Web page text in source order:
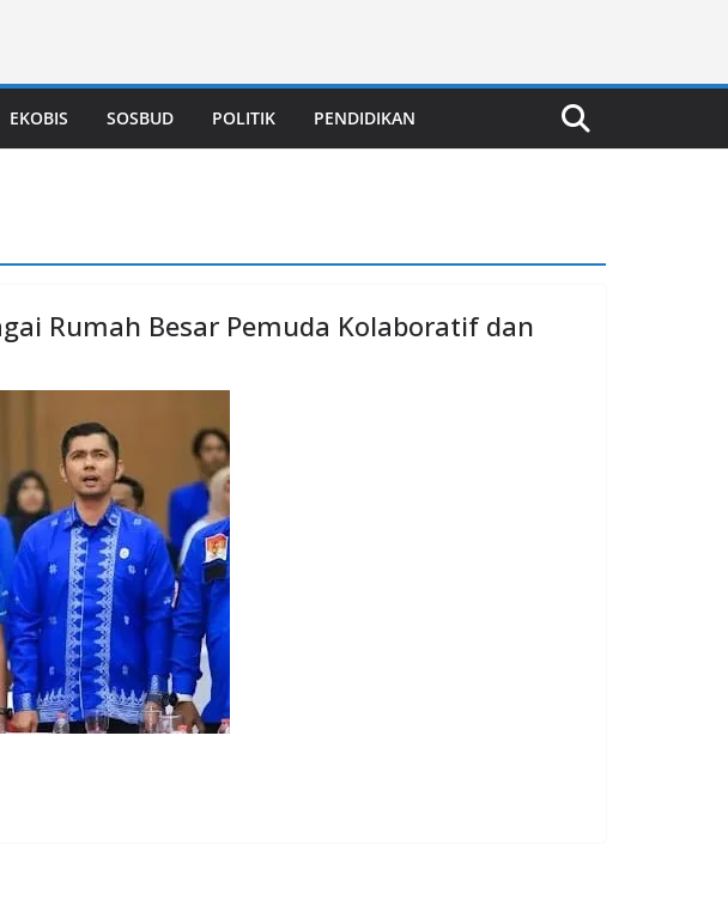
EKOBIS SOSBUD POLITIK PENDIDIKAN
Rumah Besar Pemuda Kolaboratif dan